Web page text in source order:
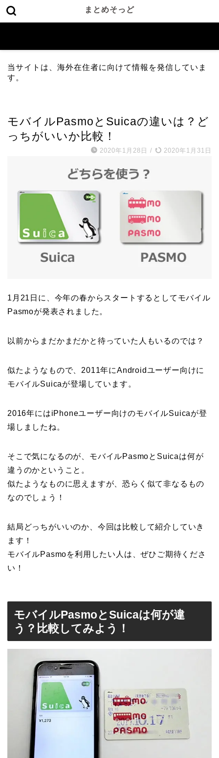
まとめそっど
当サイトは、海外在住者に向けて情報を発信していま
す。
モバイルPasmoとSuicaの違いは？ど
っちがいいか比較！
2020年1月28日 / 2020年1月31日
1月21日に、今年の春からスタートするとしてモバイル
Pasmoが発表されました。
以前からまだかまだかと待っていた人もいるのでは？
似たようなもので、2011年にAndroidユーザー向けに
モバイルSuicaが登場しています。
2016年にはiPhoneユーザー向けのモバイルSuicaが登
場しましたね。
そこで気になるのが、モバイルPasmoとSuicaは何が
違うのかということ。
似たようなものに思えますが、恐らく似て非なるもの
なのでしょう！
結局どっちがいいのか、今回は比較して紹介していき
ます！
モバイルPasmoを利用したい人は、ぜひご期待くださ
い！
モバイルPasmoとSuicaは何が違
う？比較してみよう！